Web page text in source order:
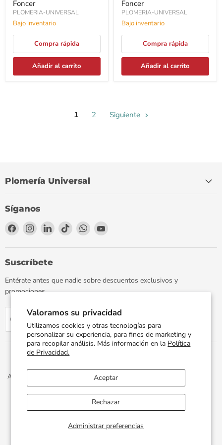
Valoramos su privacidad
Utilizamos cookies y otras tecnologías para
personalizar su experiencia, para fines de marketing y
para recopilar análisis. Más información en la Política
de Privacidad.
Administrar preferencias
Aceptar
Rechazar
Foncer
PLOMERIA-UNIVERSAL
Bajo inventario
Compra rápida
Añadir al carrito
Foncer
PLOMERIA-UNIVERSAL
Bajo inventario
Compra rápida
Añadir al carrito
1 2 Siguiente
Plomería Universal
Síganos
Encuéntrenos
Facebook
Encuéntrenos
Instagram
Encuéntrenos
LinkedIn
Encuéntrenos
TikTok
Encuéntrenos
WhatsApp
Encuéntrenos
YouTube
Suscríbete
Entérate antes que nadie sobre descuentos exclusivos y
promociones.
Correo electrónico
Aviso de Privacidad Términos y Condiciones
Facturación Electrónica
Preguntas Frecuentes
Términos del servicio
Política de reembolso
Propiedad artística © 2026 PLOMERIA UNIVERSAL.
Desarrollado porXphere Tech